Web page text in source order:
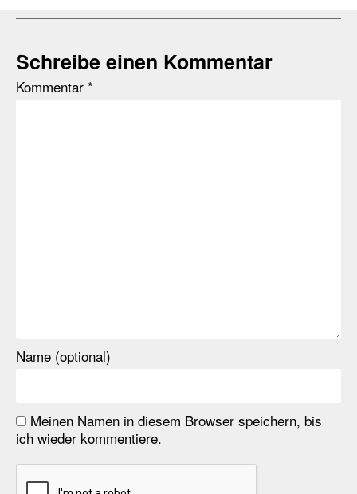
Schreibe einen Kommentar
Kommentar *
Name (optional)
Meinen Namen in diesem Browser speichern, bis
ich wieder kommentiere.